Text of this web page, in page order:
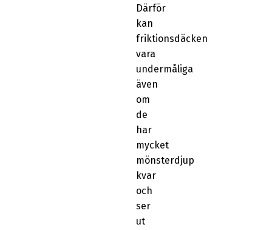
Därför
kan
friktionsdäcken
vara
undermåliga
även
om
de
har
mycket
mönsterdjup
kvar
och
ser
ut